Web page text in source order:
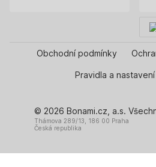
Obchodní podmínky
Pravidla a
© 2026 Bonami.cz, a.s.
Thámova 289/13, 186 00 Praha
Česká republika